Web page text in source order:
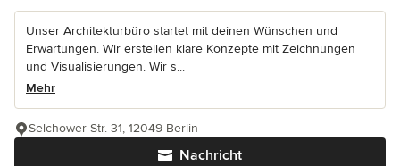
Unser Architekturbüro startet mit deinen Wünschen und
Erwartungen. Wir erstellen klare Konzepte mit Zeichnungen
und Visualisierungen. Wir s...
Mehr
Nachricht
Selchower Str. 31, 12049 Berlin